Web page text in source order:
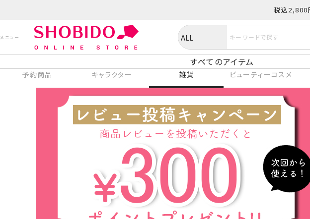
税込2,800
すべてのアイテム
予約商品 キャラクター 雑貨 ビューティーコスメ